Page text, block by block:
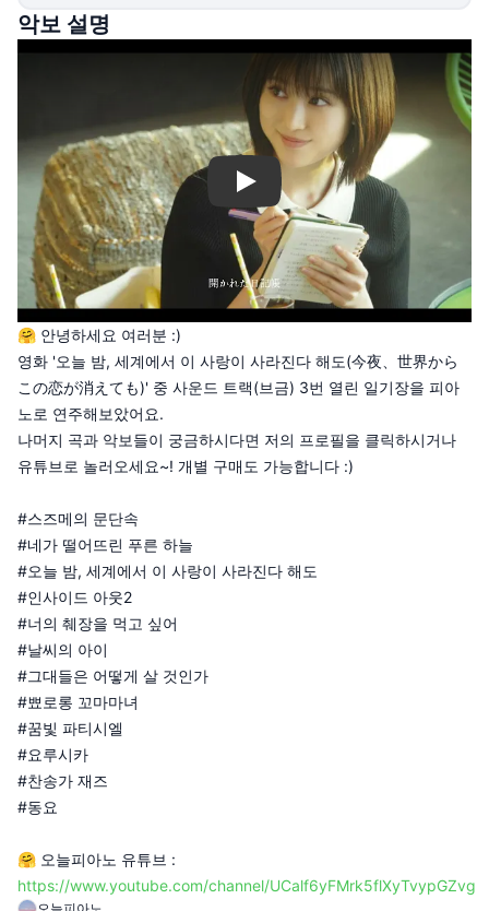
악보 설명
Play
🤗 안녕하세요 여러분 :)
영화 '오늘 밤, 세계에서 이 사랑이 사라진다 해도(今夜、世界から
この恋が消えても)' 중 사운드 트랙(브금) 3번 열린 일기장을 피아
노로 연주해보았어요.
나머지 곡과 악보들이 궁금하시다면 저의 프로필을 클릭하시거나
유튜브로 놀러오세요~! 개별 구매도 가능합니다 :)
#스즈메의 문단속
#네가 떨어뜨린 푸른 하늘
#오늘 밤, 세계에서 이 사랑이 사라진다 해도
#인사이드 아웃2
#너의 췌장을 먹고 싶어
#날씨의 아이
#그대들은 어떻게 살 것인가
#뾰로롱 꼬마마녀
#꿈빛 파티시엘
#요루시카
#찬송가 재즈
#동요
🤗 오늘피아노 유튜브 :
https://www.youtube.com/channel/UCalf6yFMrk5flXyTvypGZvg
오늘피아노